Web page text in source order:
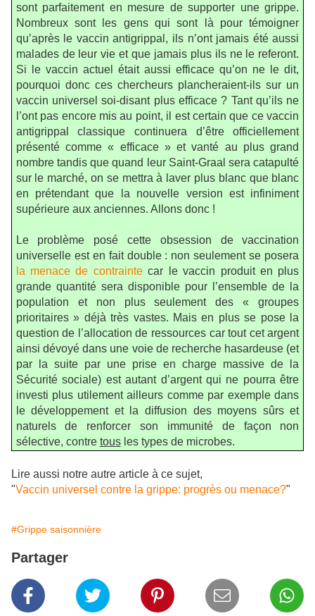
sont parfaitement en mesure de supporter une grippe.
Nombreux sont les gens qui sont là pour témoigner
qu’après le vaccin antigrippal, ils n’ont jamais été aussi
malades de leur vie et que jamais plus ils ne le referont.
Si le vaccin actuel était aussi efficace qu’on ne le dit,
pourquoi donc ces chercheurs plancheraient-ils sur un
vaccin universel soi-disant plus efficace ? Tant qu’ils ne
l’ont pas encore mis au point, il est certain que ce vaccin
antigrippal classique continuera d’être officiellement
présenté comme « efficace » et vanté au plus grand
nombre tandis que quand leur Saint-Graal sera catapulté
sur le marché, on se mettra à laver plus blanc que blanc
en prétendant que la nouvelle version est infiniment
supérieure aux anciennes. Allons donc !
Le problème posé cette obsession de vaccination
universelle est en fait double : non seulement se posera
la menace de contraintecar le vaccin produit en plus
grande quantité sera disponible pour l’ensemble de la
population et non plus seulement des « groupes
prioritaires » déjà très vastes. Mais en plus se pose la
question de l’allocation de ressources car tout cet argent
ainsi dévoyé dans une voie de recherche hasardeuse (et
par la suite par une prise en charge massive de la
Sécurité sociale) est autant d’argent qui ne pourra être
investi plus utilement ailleurs comme par exemple dans
le développement et la diffusion des moyens sûrs et
naturels de renforcer son immunité de façon non
sélective, contre tousles types de microbes.
Lire aussi notre autre article à ce sujet,
"Vaccin universel contre la grippe: progrès ou menace?"
#Grippe saisonnière
Partager